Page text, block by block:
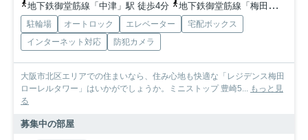
地下鉄御堂筋線「中津」駅 徒歩4分
地下鉄御堂筋線「梅田」駅 徒歩15分
駐輪場 オートロック エレベーター
宅配ボックス
インターネット対応
防犯カメラ
大阪市北区エリアでの住まいなら、住み心地も快適な「レジデンス梅田
ローレルタワー」はいかがでしょうか。ミニストップ 豊崎5... もっと見
る
募集中の部屋